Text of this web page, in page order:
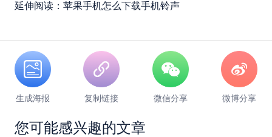
延伸阅读：苹果手机怎么下载手机铃声
生成海报 复制链接 微信分享 微博分享
您可能感兴趣的文章